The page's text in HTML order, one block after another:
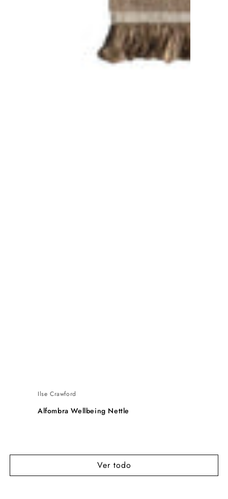
Ilse Crawford
Alfombra Wellbeing Nettle
Ver todo